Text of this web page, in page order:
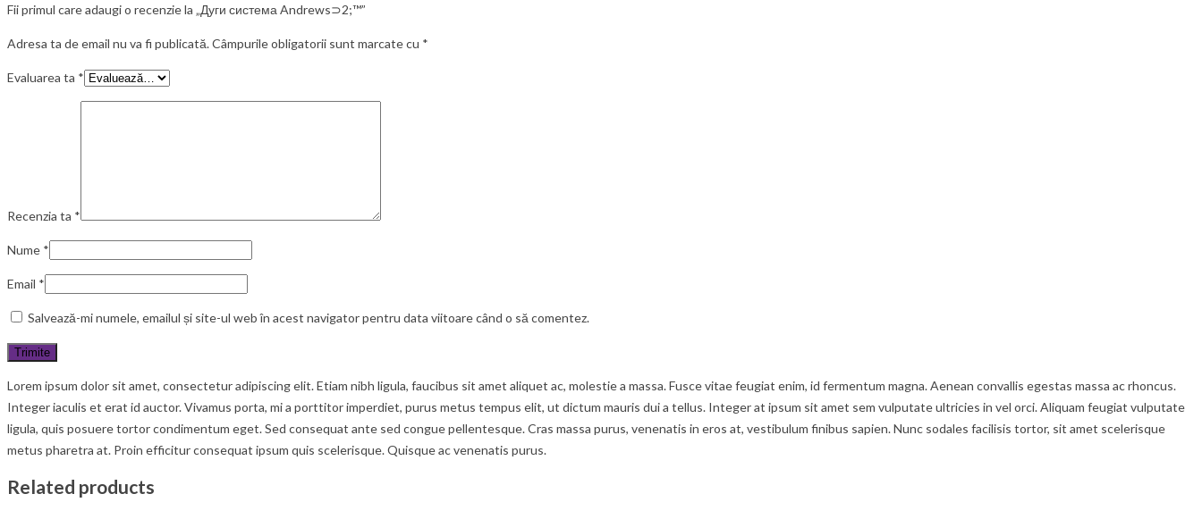
Fii primul care adaugi o recenzie la „Дуги система Andrews⊃2;™”
Adresa ta de email nu va fi publicată.Câmpurile obligatorii sunt marcate cu *
Evaluarea ta *
Recenzia ta *
Nume *
Email *
Salvează-mi numele, emailul și site-ul web în acest navigator pentru data viitoare când o să comentez.
Lorem ipsum dolor sit amet, consectetur adipiscing elit. Etiam nibh ligula, faucibus sit amet aliquet ac, molestie a massa. Fusce vitae feugiat enim, id fermentum magna. Aenean convallis egestas massa ac rhoncus.
Integer iaculis et erat id auctor. Vivamus porta, mi a porttitor imperdiet, purus metus tempus elit, ut dictum mauris dui a tellus. Integer at ipsum sit amet sem vulputate ultricies in vel orci. Aliquam feugiat vulputate
ligula, quis posuere tortor condimentum eget. Sed consequat ante sed congue pellentesque. Cras massa purus, venenatis in eros at, vestibulum finibus sapien. Nunc sodales facilisis tortor, sit amet scelerisque
metus pharetra at. Proin efficitur consequat ipsum quis scelerisque. Quisque ac venenatis purus.
Related products